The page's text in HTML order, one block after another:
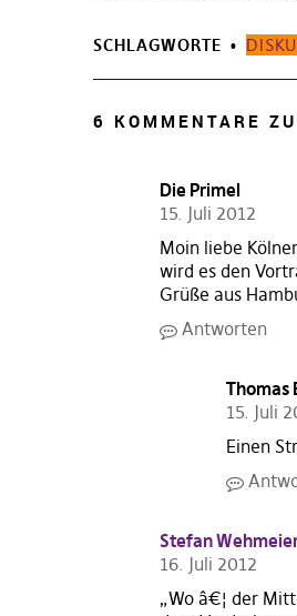
SCHLAGWORTE
6 KOMMENTARE ZU
Die Primel
15. Juli 2012
Moin liebe
wird es den
Grüße aus
Antworten
Thomas
15. Juli
Einen
Stefan
16. Juli 2012
„Wo â€¦ der